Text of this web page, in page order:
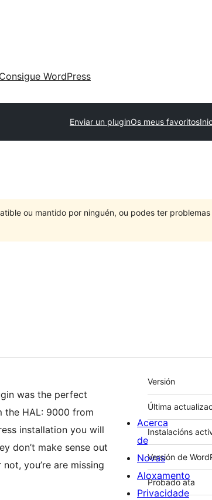
Consigue WordPress
Enviar un pluginOs meus favoritos
ou mantido por ninguén, ou podes ter
was the perfect
the HAL: 9000 from
installation you will
don’t make sense out
you’re are missing
Meta
Versión
Última
Instalacións
Versión de
Probado ata
Acerca
de
Novas
Aloxamento
Privacidade